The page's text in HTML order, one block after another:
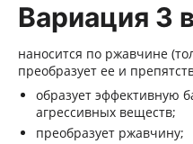
Вариация 3
наносится по ржавчине
преобразует ее и
образует эффективную
агрессивных веществ;
преобразует ржавчину;